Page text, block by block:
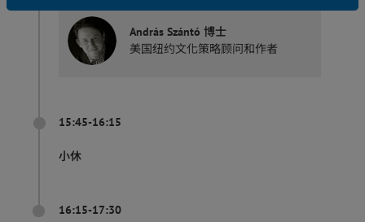
András Szántó 博士
美国纽约文化策略顾问和作者
15:45-16:15
小休
16:15-17:30